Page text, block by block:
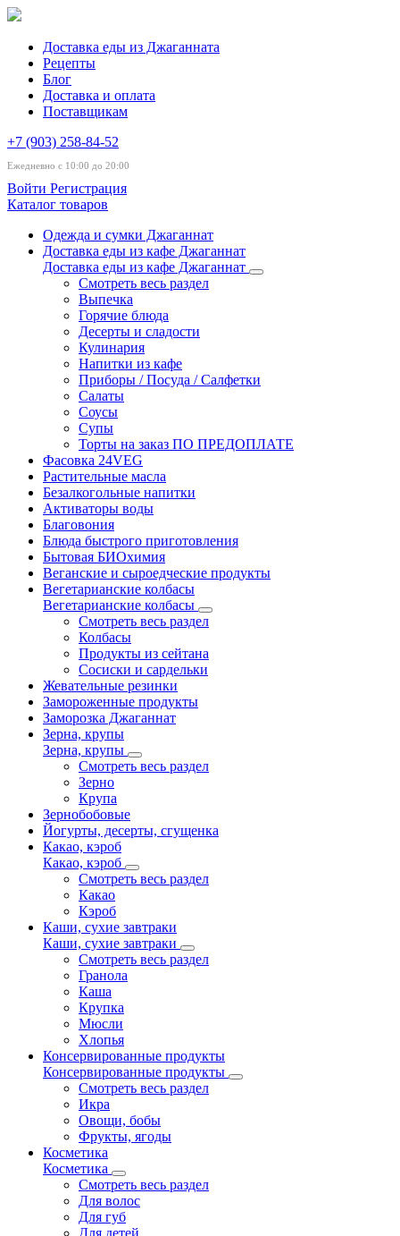
Доставка еды из Джаганната
Рецепты
Блог
Доставка и оплата
Поставщикам
+7 (903) 258-84-52
Ежедневно с 10:00 до 20:00
Войти Регистрация
Каталог товаров
Одежда и сумки Джаганнат
Доставка еды из кафе Джаганнат
Доставка еды из кафе Джаганнат
Смотреть весь раздел
Выпечка
Горячие блюда
Десерты и сладости
Кулинария
Напитки из кафе
Приборы / Посуда / Салфетки
Салаты
Соусы
Супы
Торты на заказ ПО ПРЕДОПЛАТЕ
Фасовка 24VEG
Растительные масла
Безалкогольные напитки
Активаторы воды
Благовония
Блюда быстрого приготовления
Бытовая БИОхимия
Веганские и сыроедческие продукты
Вегетарианские колбасы
Вегетарианские колбасы
Смотреть весь раздел
Колбасы
Продукты из сейтана
Сосиски и сардельки
Жевательные резинки
Замороженные продукты
Заморозка Джаганнат
Зерна, крупы
Зерна, крупы
Смотреть весь раздел
Зерно
Крупа
Зернобобовые
Йогурты, десерты, сгущенка
Какао, кэроб
Какао, кэроб
Смотреть весь раздел
Какао
Кэроб
Каши, сухие завтраки
Каши, сухие завтраки
Смотреть весь раздел
Гранола
Каша
Крупка
Мюсли
Хлопья
Консервированные продукты
Консервированные продукты
Смотреть весь раздел
Икра
Овощи, бобы
Фрукты, ягоды
Косметика
Косметика
Смотреть весь раздел
Для волос
Для губ
Для детей